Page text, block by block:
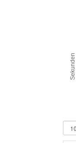
Sekunden